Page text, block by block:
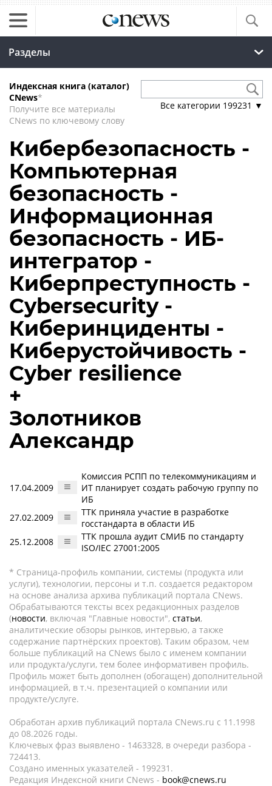
Разделы
Индексная книга (каталог)
CNews*
Получите все материалы
CNews по ключевому слову
Все категории 199231 ▼
Кибербезопасность -
Компьютерная
безопасность -
Информационная
безопасность - ИБ-
интегратор -
Киберпреступность -
Cybersecurity -
Киберинциденты -
Киберустойчивость -
Cyber resilience
+
Золотников
Александр
17.04.2009
Комиссия РСПП по телекоммуникациям и
ИТ планирует создать рабочую группу по
ИБ
27.02.2009
ТТК приняла участие в разработке
госстандарта в области ИБ
25.12.2008
ТТК прошла аудит СМИБ по стандарту
ISO/IEC 27001:2005
* Страница-профиль компании, системы (продукта или
услуги), технологии, персоны и т.п. создается редактором
на основе анализа архива публикаций портала CNews.
Обрабатываются тексты всех редакционных разделов
(новости, включая "Главные новости", статьи,
аналитические обзоры рынков, интервью, а также
содержание партнёрских проектов). Таким образом, чем
больше публикаций на CNews было с именем компании
или продукта/услуги, тем более информативен профиль.
Профиль может быть дополнен (обогащен) дополнительной
информацией, в т.ч. презентацией о компании или
продукте/услуге.
Обработан архив публикаций портала CNews.ru c 11.1998
до 08.2026 годы.
Ключевых фраз выявлено - 1463328, в очереди разбора -
724413.
Создано именных указателей - 199231.
Редакция Индексной книги CNews - book@cnews.ru